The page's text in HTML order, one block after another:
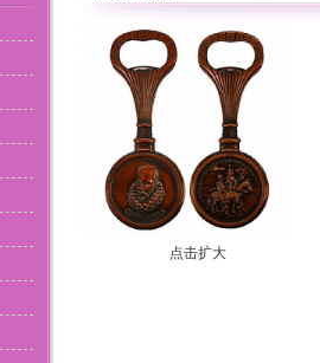
点击扩大